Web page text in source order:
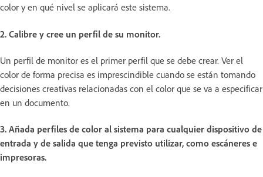
color y en qué nivel se aplicará este sistema.
2. Calibre y cree un perfil de su monitor.
Un perfil de monitor es el primer perfil que se debe crear. Ver el
color de forma precisa es imprescindible cuando se están tomando
decisiones creativas relacionadas con el color que se va a especificar
en un documento.
3. Añada perfiles de color al sistema para cualquier dispositivo de
entrada y de salida que tenga previsto utilizar, como escáneres e
impresoras.